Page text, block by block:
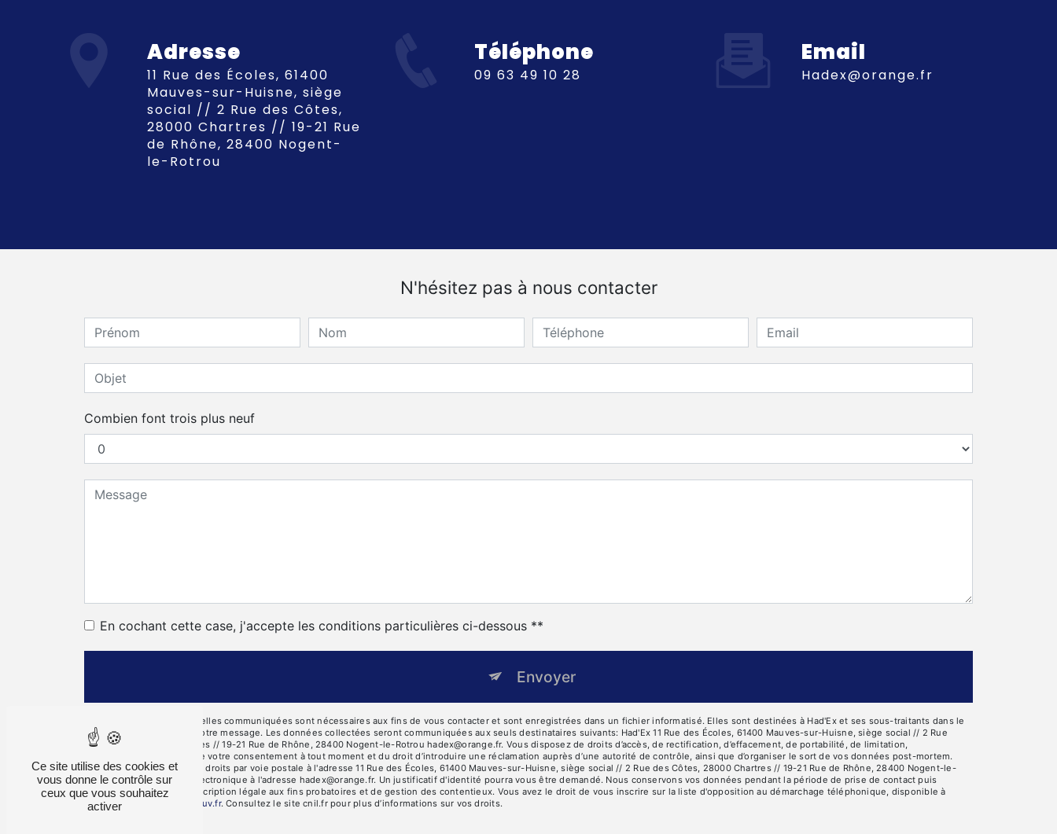
Adresse
11 Rue des Écoles, 61400
Mauves-sur-Huisne, siège
social // 2 Rue des Côtes,
28000 Chartres // 19-21 Rue
de Rhône, 28400 Nogent-
le-Rotrou
Téléphone
09 63 49 10 28
Email
hadex@orange.fr
N'hésitez pas à nous contacter
Combien font trois plus neuf
En cochant cette case, j'accepte les conditions particulières ci-dessous **
Envoyer
** Les données personnelles communiquées sont nécessaires aux fins de vous contacter et sont enregistrées dans un fichier informatisé. Elles sont destinées à Had'Ex et ses sous-traitants dans le
seul but de répondre à votre message. Les données collectées seront communiquées aux seuls destinataires suivants: Had'Ex 11 Rue des Écoles, 61400 Mauves-sur-Huisne, siège social // 2 Rue
des Côtes, 28000 Chartres // 19-21 Rue de Rhône, 28400 Nogent-le-Rotrou hadex@orange.fr. Vous disposez de droits d’accès, de rectification, d’effacement, de portabilité, de limitation,
d’opposition, de retrait de votre consentement à tout moment et du droit d’introduire une réclamation auprès d’une autorité de contrôle, ainsi que d’organiser le sort de vos données post-mortem.
Vous pouvez exercer ces droits par voie postale à l'adresse 11 Rue des Écoles, 61400 Mauves-sur-Huisne, siège social // 2 Rue des Côtes, 28000 Chartres // 19-21 Rue de Rhône, 28400 Nogent-le-
Rotrou ou par courrier électronique à l'adresse hadex@orange.fr. Un justificatif d'identité pourra vous être demandé. Nous conservons vos données pendant la période de prise de contact puis
pendant la durée de prescription légale aux fins probatoires et de gestion des contentieux. Vous avez le droit de vous inscrire sur la liste d'opposition au démarchage téléphonique, disponible à
cette adresse:
Bloctel.gouv.fr. Consultez le site cnil.fr pour plus d’informations sur vos droits.
Ce site utilise des cookies et
vous donne le contrôle sur
ceux que vous souhaitez
activer